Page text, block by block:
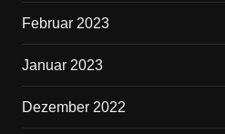
Februar 2023
Januar 2023
Dezember 2022